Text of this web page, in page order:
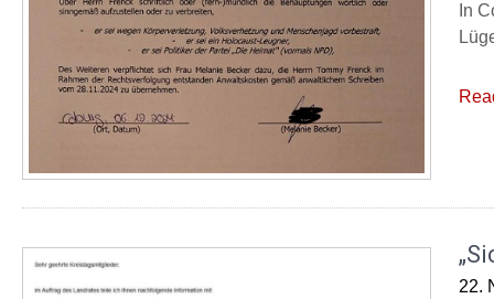
In
22.